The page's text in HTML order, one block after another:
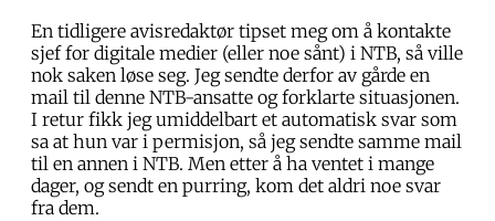
En tidligere avisredaktør tipset meg om å kontakte
sjef for digitale medier (eller noe sånt) i NTB, så ville
nok saken løse seg. Jeg sendte derfor av gårde en
mail til denne NTB-ansatte og forklarte situasjonen.
I retur fikk jeg umiddelbart et automatisk svar som
sa at hun var i permisjon, så jeg sendte samme mail
til en annen i NTB. Men etter å ha ventet i mange
dager, og sendt en purring, kom det aldri noe svar
fra dem.